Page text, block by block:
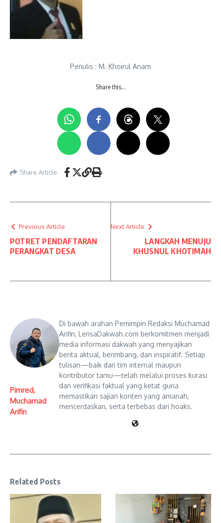
Penulis : M. Khoirul Anam
Share this…
Share Article
Previous Article
POTRET PENDAFTARAN
PERANGKAT DESA
Next Article
LANGKAH MENUJU
KHUSNUL KHOTIMAH
Pimred,
Muchamad
Arifin
Di bawah arahan Pemimpin Redaksi Muchamad
Arifin, LensaDakwah.com berkomitmen menjadi
media informasi dakwah yang menyajikan
berita aktual, berimbang, dan inspiratif. Setiap
tulisan—baik dari tim internal maupun
kontributor tamu—telah melalui proses kurasi
dan verifikasi faktual yang ketat guna
memastikan sajian konten yang amanah,
mencerdaskan, serta terbebas dari hoaks.
Related Posts